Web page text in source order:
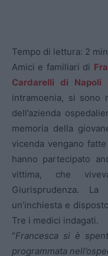
Tempo di lettura: 2
Amici e familiari di
Cardarelli di Napoli
intramoenia, si sono
dell’azienda
memoria della
vicenda vengano
hanno partecipato
vittima, che
Giurisprudenza.
un’inchiesta e
Tre i medici indagati.
“Francesca si è
programmata